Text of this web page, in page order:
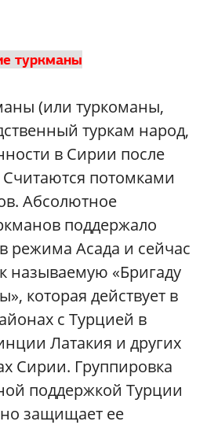
туркманы
(или туркоманы,
туркам народ,
в Сирии после
Считаются потомками
Абсолютное
поддержало
режима Асада и сейчас
называемую «Бригаду
которая действует в
с Турцией в
Латакия и других
Сирии. Группировка
поддержкой Турции
защищает ее